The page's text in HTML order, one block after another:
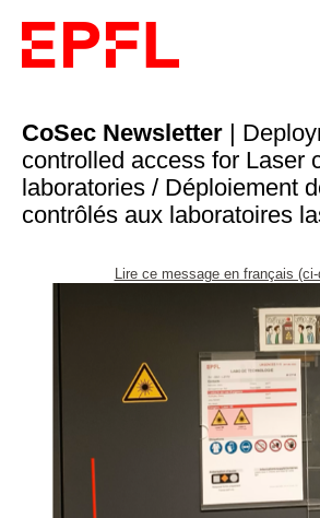
CoSec Newsletter |
controlled access for Laser
laboratories / Déploiement
contrôlés aux laboratoires
Lire ce message en français